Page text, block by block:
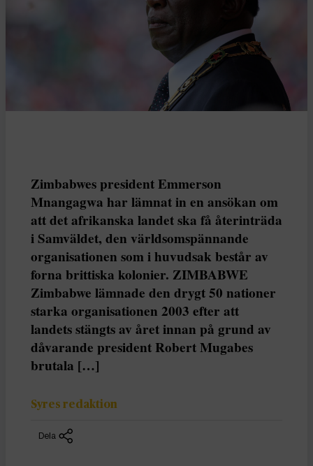
Zimbabwes president Emmerson
Mnangagwa har lämnat in en ansökan om
att det afrikanska landet ska få återinträda
i Samväldet, den världsomspännande
organisationen som i huvudsak består av
forna brittiska kolonier. ZIMBABWE
Zimbabwe lämnade den drygt 50 nationer
starka organisationen 2003 efter att
landets stängts av året innan på grund av
dåvarande president Robert Mugabes
brutala […]
Syres redaktion
Dela